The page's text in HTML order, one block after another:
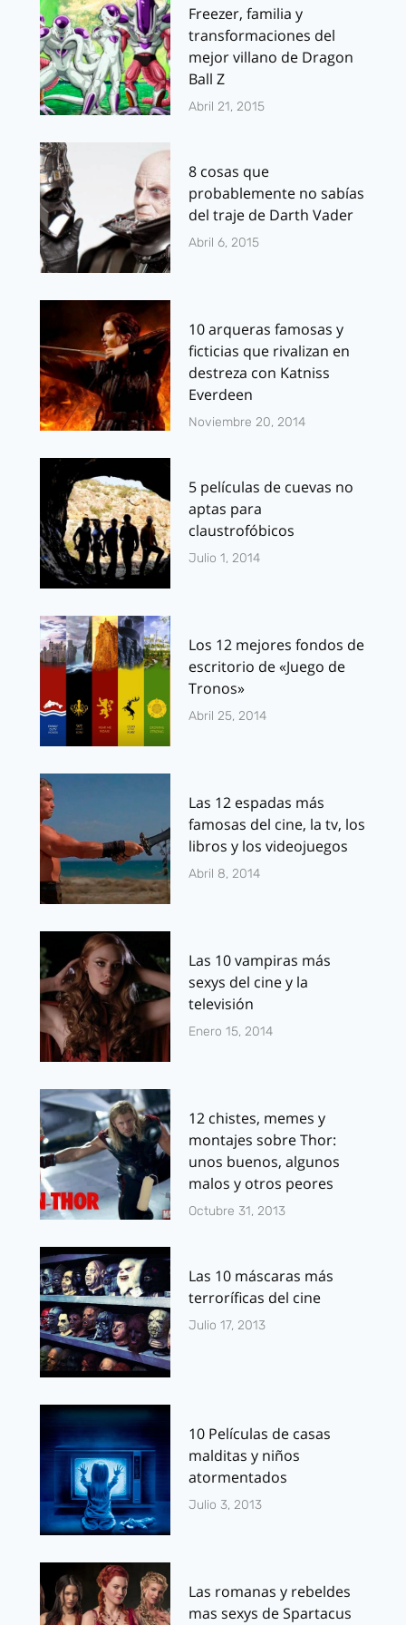
Freezer, familia y
transformaciones del
mejor villano de Dragon
Ball Z
Abril 21, 2015
8 cosas que
probablemente no sabías
del traje de Darth Vader
Abril 6, 2015
10 arqueras famosas y
ficticias que rivalizan en
destreza con Katniss
Everdeen
Noviembre 20, 2014
5 películas de cuevas no
aptas para
claustrofóbicos
Julio 1, 2014
Los 12 mejores fondos de
escritorio de «Juego de
Tronos»
Abril 25, 2014
Las 12 espadas más
famosas del cine, la tv, los
libros y los videojuegos
Abril 8, 2014
Las 10 vampiras más
sexys del cine y la
televisión
Enero 15, 2014
12 chistes, memes y
montajes sobre Thor:
unos buenos, algunos
malos y otros peores
Octubre 31, 2013
Las 10 máscaras más
terroríficas del cine
Julio 17, 2013
10 Películas de casas
malditas y niños
atormentados
Julio 3, 2013
Las romanas y rebeldes
mas sexys de Spartacus